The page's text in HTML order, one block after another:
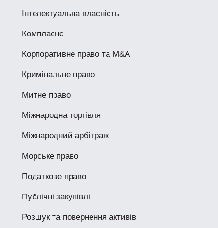
Інтелектуальна власність
Комплаєнс
Корпоративне право та M&A
Кримінальне право
Митне право
Міжнародна торгівля
Міжнародний арбітраж
Морське право
Податкове право
Публічні закупівлі
Розшук та повернення активів